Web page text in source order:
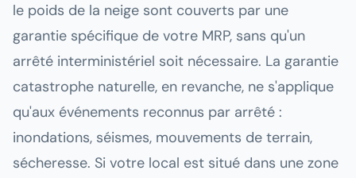
le poids de la neige sont couverts par une
garantie spécifique de votre MRP, sans qu'un
arrêté interministériel soit nécessaire. La garantie
catastrophe naturelle, en revanche, ne s'applique
qu'aux événements reconnus par arrêté :
inondations, séismes, mouvements de terrain,
sécheresse. Si votre local est situé dans une zone